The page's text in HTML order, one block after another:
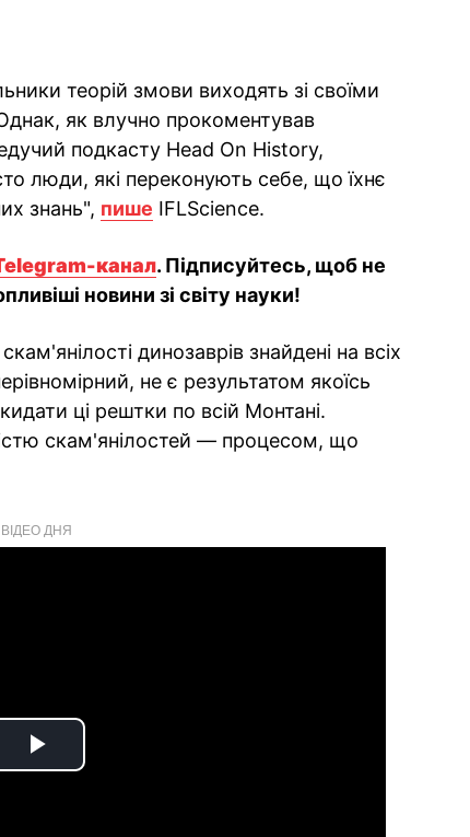
теорій змови виходять зі своїми
як влучно прокоментував
подкасту Head On History,
люди, які переконують себе, що їхнє
знань", пише IFLScience.
канал. Підписуйтесь, щоб не
новини зі світу науки!
динозаврів знайдені на всіх
не є результатом якоїсь
ці рештки по всій Монтані.
скам'янілостей — процесом, що
ВІДЕО ДНЯ
Play